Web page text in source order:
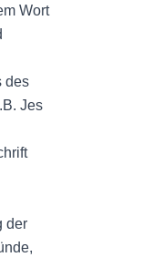
Wort
des
Jes
der